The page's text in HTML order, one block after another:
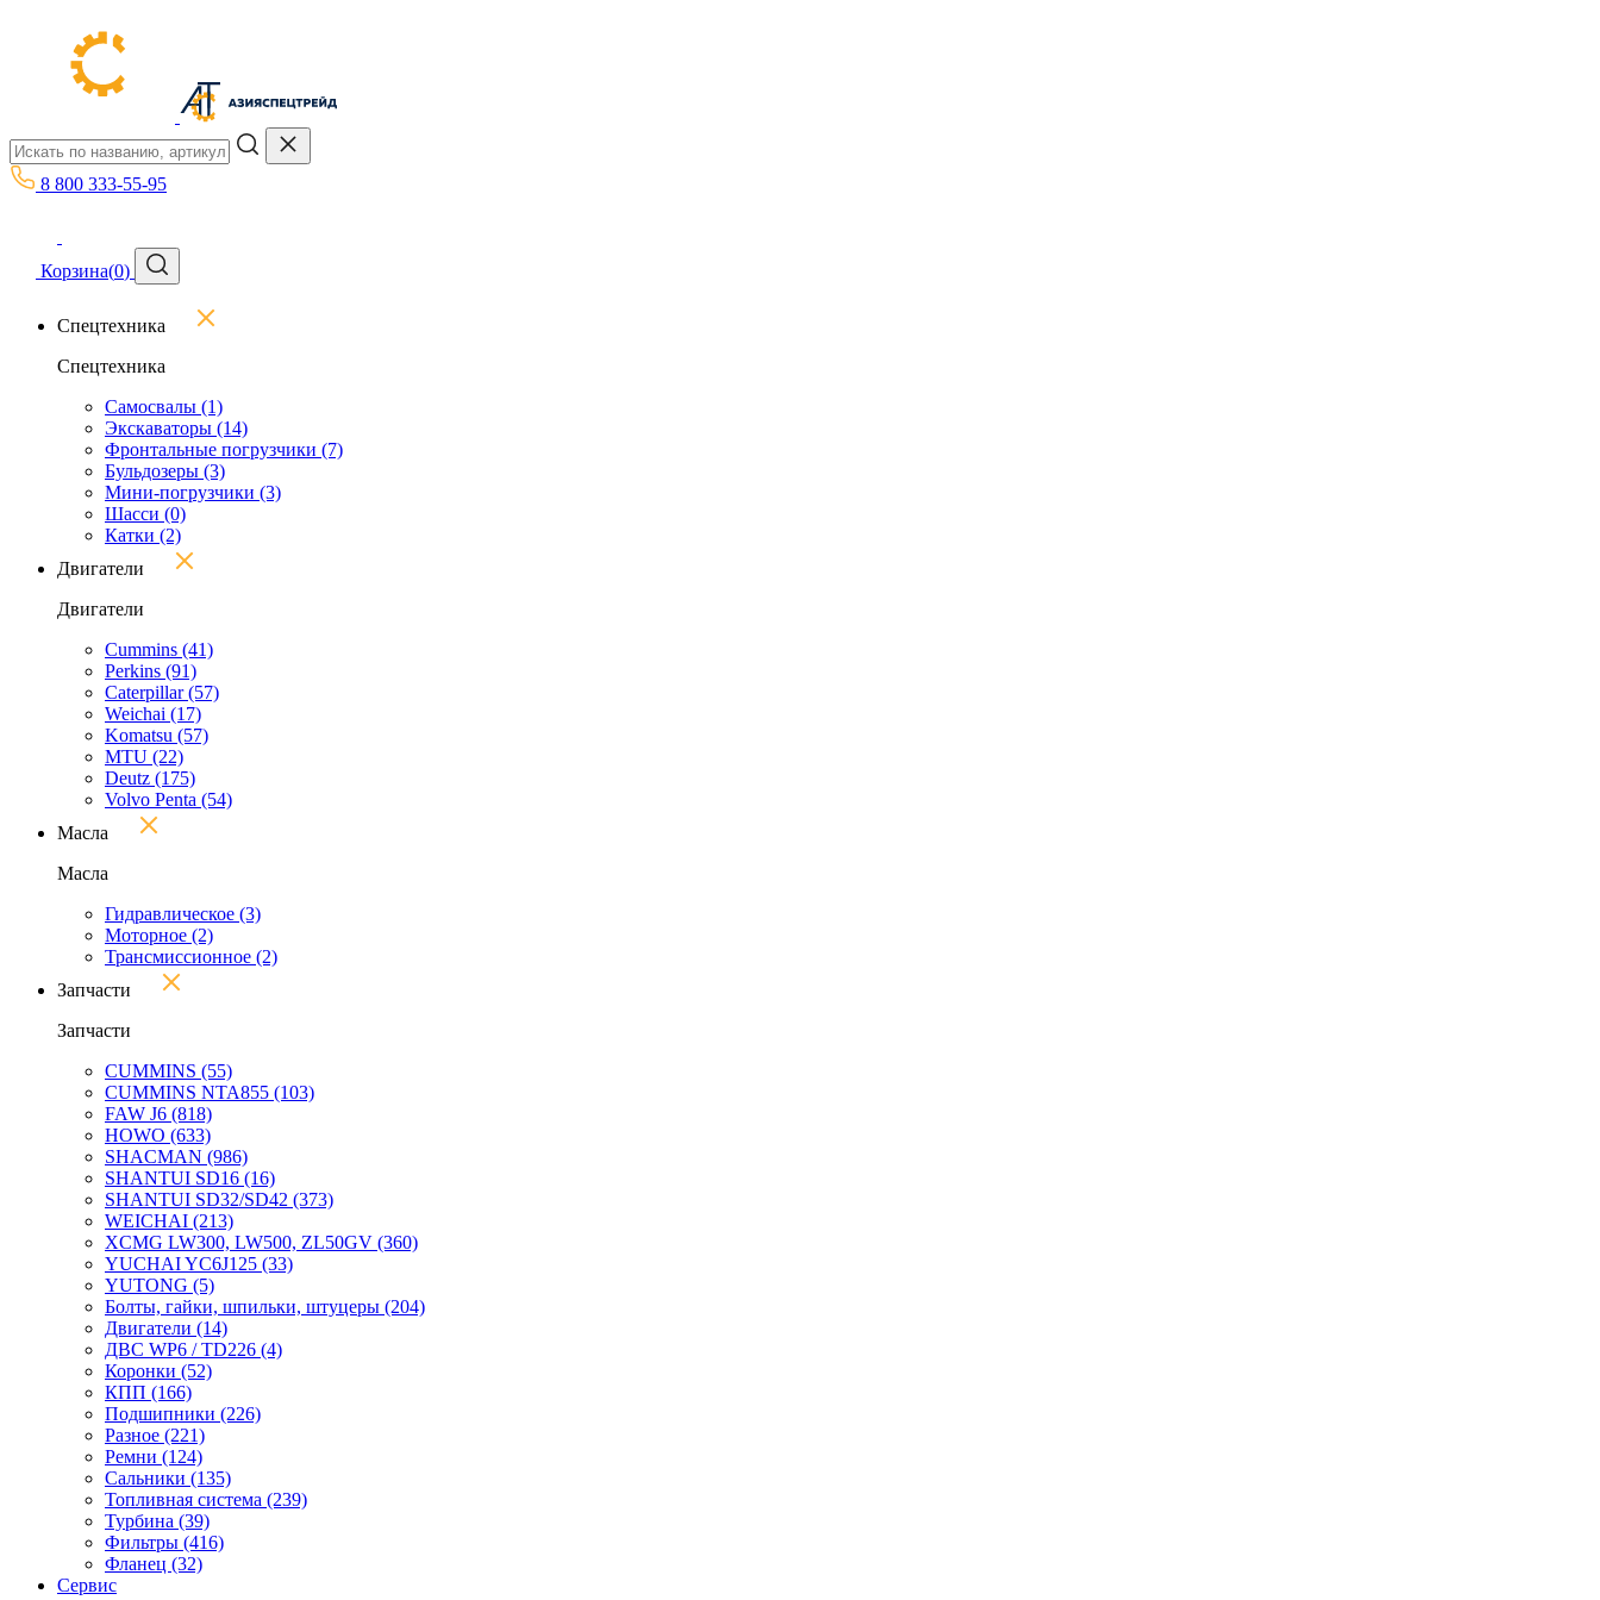
8 800 333-55-95
Корзина(0)
Спецтехника
Спецтехника
Самосвалы (1)
Экскаваторы (14)
Фронтальные погрузчики (7)
Бульдозеры (3)
Мини-погрузчики (3)
Шасси (0)
Катки (2)
Двигатели
Двигатели
Cummins (41)
Perkins (91)
Caterpillar(57)
Weichai (17)
Komatsu (57)
MTU (22)
Deutz (175)
Volvo Penta (54)
Масла
Масла
Гидравлическое (3)
Моторное (2)
Трансмиссионное (2)
Запчасти
Запчасти
CUMMINS (55)
CUMMINS NTA855 (103)
FAW J6 (818)
HOWO (633)
SHACMAN (986)
SHANTUI SD16 (16)
SHANTUI SD32/SD42 (373)
WEICHAI (213)
XCMG LW300, LW500, ZL50GV (360)
YUCHAI YC6J125 (33)
YUTONG (5)
Болты, гайки, шпильки, штуцеры (204)
Двигатели (14)
ДВС WP6 / TD226 (4)
Коронки (52)
КПП (166)
Подшипники (226)
Разное (221)
Ремни (124)
Сальники (135)
Топливная система (239)
Турбина (39)
Фильтры (416)
Фланец (32)
Сервис